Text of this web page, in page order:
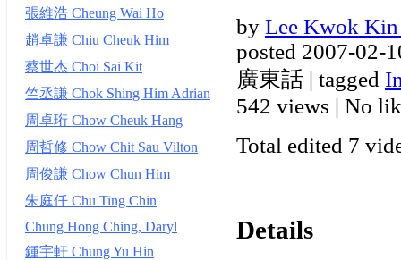
by Lee Kwok
posted 2007-02-
廣東話 | tagged
542 views | No
Total edited 7
Details
張維浩 Cheung Wai Ho
趙卓謙 Chiu Cheuk Him
蔡世杰 Choi Sai Kit
竺丞謙 Chok Shing Him Adrian
周卓珩 Chow Cheuk Hang
周哲修 Chow Chit Sau Vilton
周俊謙 Chow Chun Him
朱庭仟 Chu Ting Chin
Chung Hong Ching, Daryl
鍾宇軒 Chung Yu Hin